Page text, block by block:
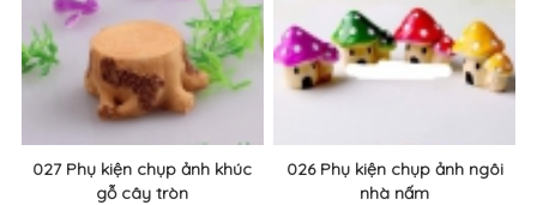
027 Phụ kiện chụp ảnh khúc
gỗ cây tròn
026 Phụ kiện chụp ảnh ngôi
nhà nấm